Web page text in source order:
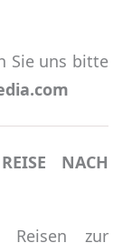
Sie uns bitte
NACH
zur